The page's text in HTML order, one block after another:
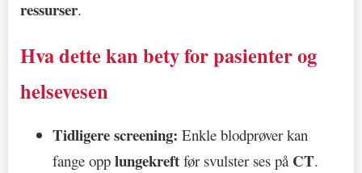
ressurser.
Hva dette kan bety for pasienter og
helsevesen
Tidligere screening: Enkle blodprøver kan
fange opp lungekreft før svulster ses på CT.